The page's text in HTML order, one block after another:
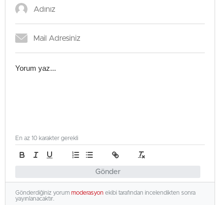
Gönder
En az 10 karakter gerekli
Gönderdiğiniz yorum moderasyon ekibi tarafından incelendikten sonra
yayınlanacaktır.